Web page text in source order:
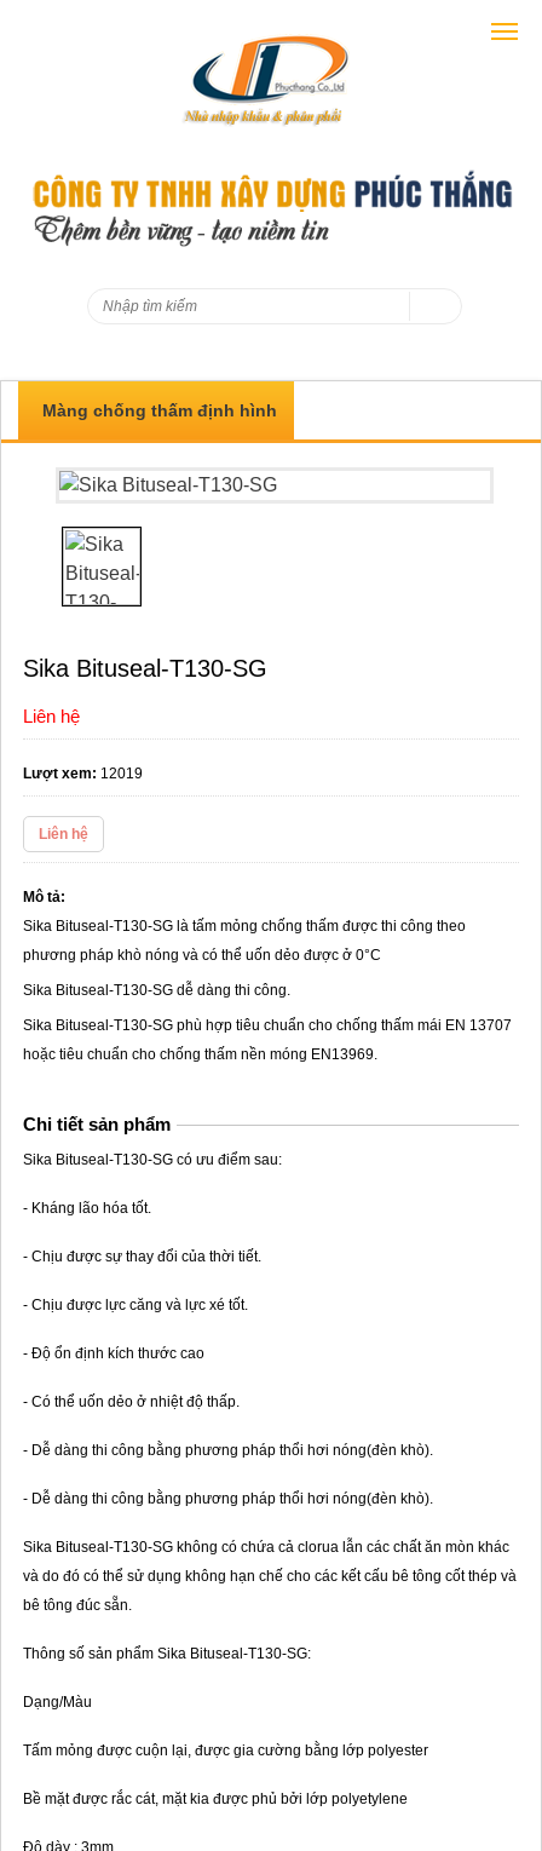
Màng chống thấm định hình
Sika Bituseal-T130-SG
Liên hệ
Lượt xem: 12019
Liên hệ
Mô tả:
Sika Bituseal-T130-SG là tấm mỏng chống thấm được thi công theo
phương pháp khò nóng và có thể uốn dẻo được ở 0°C
Sika Bituseal-T130-SG dễ dàng thi công.
Sika Bituseal-T130-SG phù hợp tiêu chuẩn cho chống thấm mái EN 13707
hoặc tiêu chuẩn cho chống thấm nền móng EN13969.
Chi tiết sản phẩm
Sika Bituseal-T130-SG có ưu điểm sau:
- Kháng lão hóa tốt.
- Chịu được sự thay đổi của thời tiết.
- Chịu được lực căng và lực xé tốt.
- Độ ổn định kích thước cao
- Có thể uốn dẻo ở nhiệt độ thấp.
- Dễ dàng thi công bằng phương pháp thổi hơi nóng(đèn khò).
- Dễ dàng thi công bằng phương pháp thổi hơi nóng(đèn khò).
Sika Bituseal-T130-SG không có chứa cả clorua lẫn các chất ăn mòn khác
và do đó có thể sử dụng không hạn chế cho các kết cấu bê tông cốt thép và
bê tông đúc sẵn.
Thông số sản phẩm Sika Bituseal-T130-SG:
Dạng/Màu
Tấm mỏng được cuộn lại, được gia cường bằng lớp polyester
Bề mặt được rắc cát, mặt kia được phủ bởi lớp polyetylene
Độ dày : 3mm